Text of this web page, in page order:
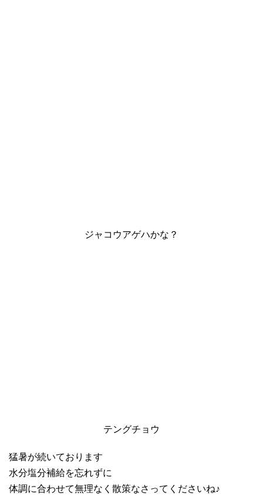
ジャコウアゲハかな？
テングチョウ
猛暑が続いております
水分塩分補給を忘れずに
体調に合わせて無理なく散策なさってくださいね♪